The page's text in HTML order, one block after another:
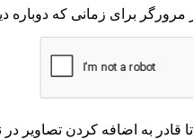
مرورگر برای زمانی که دوباره
قادر به اضافه کردن تصاویر